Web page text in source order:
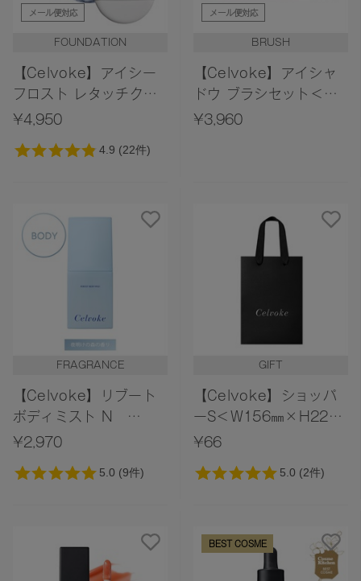
メール便対応
FOUNDATION
【Celvoke】アイシー
フロスト レタッチクッ
ション EX01
¥4,950
メール便対応
BRUSH
【Celvoke】アイシャ
ドウ ブラシセット＜
2026 AW Collection
¥3,960
FRAGRANCE
【Celvoke】リブート
ボディミスト N
Dawn Forest 〈夜明け
¥2,970
GIFT
【Celvoke】ショッパ
ーS＜W156㎜×H220
㎜×D80㎜＞
¥66
BEST COSME